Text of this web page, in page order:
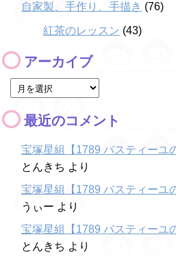
自家製、手作り、手描き (76)
紅茶のレッスン (43)
アーカイブ
最近のコメント
宝塚星組【1789 バスティーユ
とんきち より
宝塚星組【1789 バスティーユ
うぃー より
宝塚星組【1789 バスティーユ
とんきち より